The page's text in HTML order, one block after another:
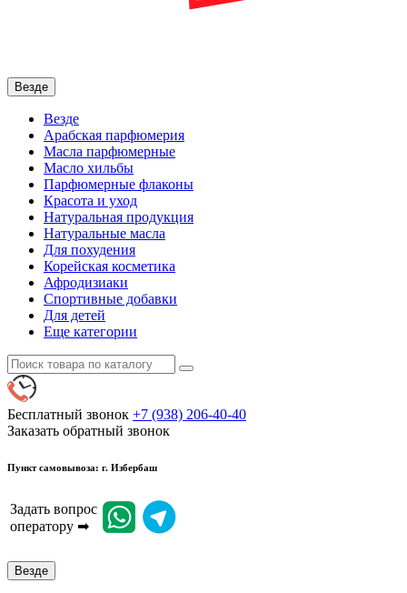
Везде
Везде
Арабская парфюмерия
Масла парфюмерные
Масло хильбы
Парфюмерные флаконы
Красота и уход
Натуральная продукция
Натуральные масла
Для похудения
Корейская косметика
Афродизиаки
Спортивные добавки
Для детей
Еще категории
Бесплатный звонок +7 (938) 206-40-40
Заказать обратный звонок
Пункт самовывоза: г. Избербаш
Задать вопрос
оператору ➡
Везде